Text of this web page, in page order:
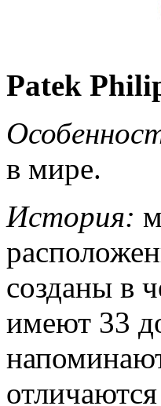
Patek
в мире.
История:
созданы в
имеют 33